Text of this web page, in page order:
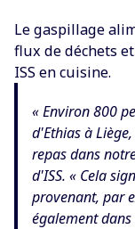
Le gaspillage
flux de déchets
ISS en cuisine.
« Environ 800
d'Ethias à
repas dans
d'ISS. « Cela
provenant, par
également dans